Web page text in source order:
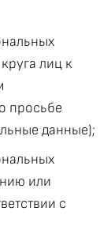
лиц к
просьбе
данные);
или
с